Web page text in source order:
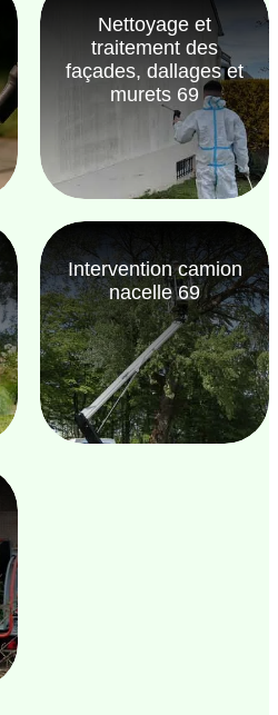
Nettoyage et
traitement des
façades, dallages et
murets 69
Intervention camion
nacelle 69